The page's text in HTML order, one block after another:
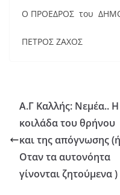
Ο ΠΡΟΕΔΡΟΣ του
ΠΕΤΡΟΣ ΖΑΧΟΣ
Α.Γ Καλλής: Νεμέα.. Η
κοιλάδα του θρήνου
και της απόγνωσης (ή
Οταν τα αυτονόητα
γίνονται ζητούμενα )